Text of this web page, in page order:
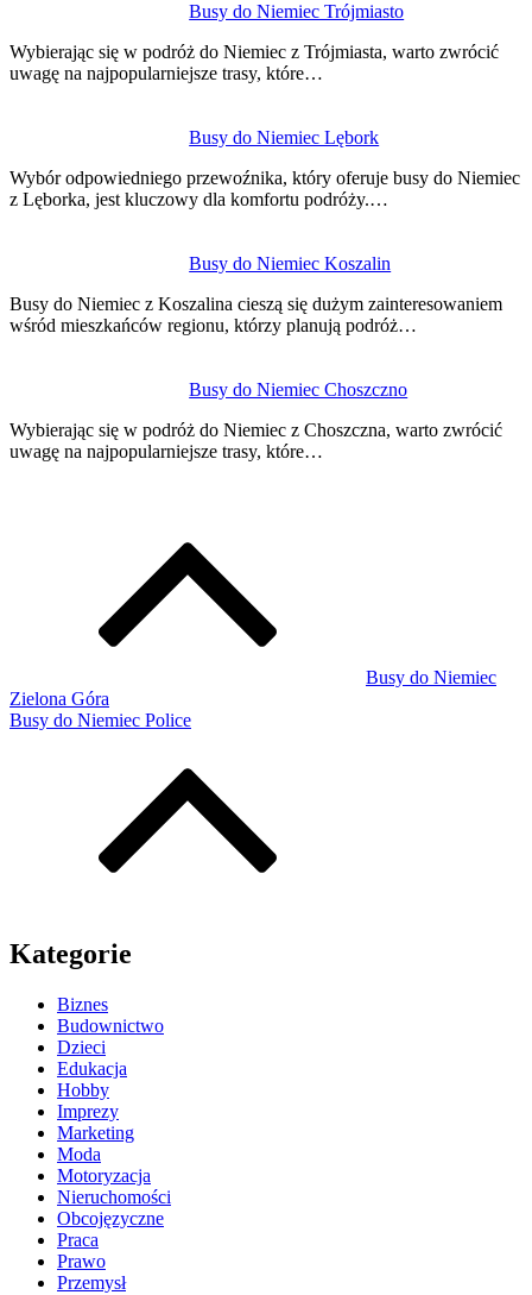
Busy do Niemiec Trójmiasto
Wybierając się w podróż do Niemiec z Trójmiasta, warto zwrócić
uwagę na najpopularniejsze trasy, które…
Busy do Niemiec Lębork
Wybór odpowiedniego przewoźnika, który oferuje busy do Niemiec
z Lęborka, jest kluczowy dla komfortu podróży.…
Busy do Niemiec Koszalin
Busy do Niemiec z Koszalina cieszą się dużym zainteresowaniem
wśród mieszkańców regionu, którzy planują podróż…
Busy do Niemiec Choszczno
Wybierając się w podróż do Niemiec z Choszczna, warto zwrócić
uwagę na najpopularniejsze trasy, które…
Busy do Niemiec
Zielona Góra
Busy do Niemiec Police
Kategorie
Biznes
Budownictwo
Dzieci
Edukacja
Hobby
Imprezy
Marketing
Moda
Motoryzacja
Nieruchomości
Obcojęzyczne
Praca
Prawo
Przemysł